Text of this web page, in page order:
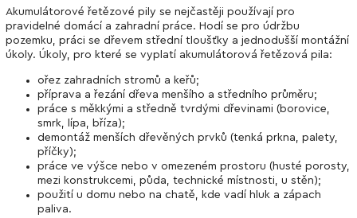
Akumulátorové řetězové pily se nejčastěji používají pro
pravidelné domácí a zahradní práce. Hodí se pro údržbu
pozemku, práci se dřevem střední tloušťky a jednodušší montážní
úkoly. Úkoly, pro které se vyplatí akumulátorová řetězová pila:
ořez zahradních stromů a keřů;
příprava a řezání dřeva menšího a středního průměru;
práce s měkkými a středně tvrdými dřevinami (borovice,
smrk, lípa, bříza);
demontáž menších dřevěných prvků (tenká prkna, palety,
příčky);
práce ve výšce nebo v omezeném prostoru (husté porosty,
mezi konstrukcemi, půda, technické místnosti, u stěn);
použití u domu nebo na chatě, kde vadí hluk a zápach
paliva.